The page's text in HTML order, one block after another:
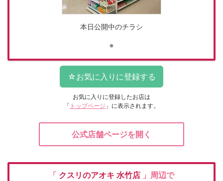
本日公開中のチラシ
お気に入りに登録したお店は
「 トップページ 」に表示されます。
公式店舗ページを開く
「 クスリのアオキ 水竹店 」周辺で